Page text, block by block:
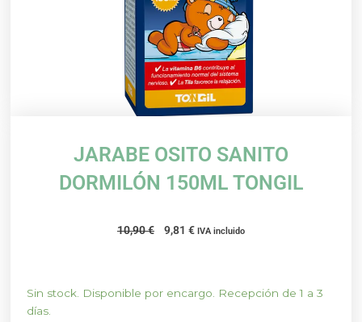
JARABE OSITO SANITO
DORMILÓN 150ML TONGIL
10,90€
El
10,90 €.
9,81 €El
9,81 €.
IVA incluido
Sin stock. Disponible por encargo. Recepción de 1 a 3
días.
JARABE
OSITO